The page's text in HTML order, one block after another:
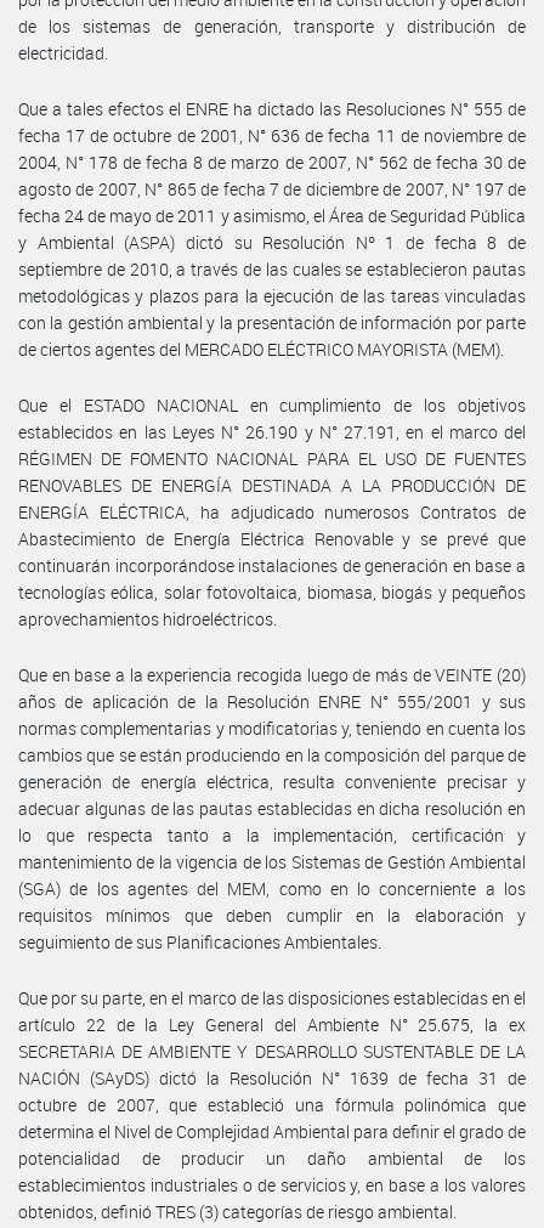
de los sistemas de generación, transporte y distribución de
electricidad.
Que a tales efectos el ENRE ha dictado las Resoluciones N° 555 de
fecha 17 de octubre de 2001, N° 636 de fecha 11 de noviembre de
2004, N° 178 de fecha 8 de marzo de 2007, N° 562 de fecha 30 de
agosto de 2007, N° 865 de fecha 7 de diciembre de 2007, N° 197 de
fecha 24 de mayo de 2011 y asimismo, el Área de Seguridad Pública
y Ambiental (ASPA) dictó su Resolución Nº 1 de fecha 8 de
septiembre de 2010, a través de las cuales se establecieron pautas
metodológicas y plazos para la ejecución de las tareas vinculadas
con la gestión ambiental y la presentación de información por parte
de ciertos agentes del MERCADO ELÉCTRICO MAYORISTA (MEM).
Que el ESTADO NACIONAL en cumplimiento de los objetivos
establecidos en las Leyes N° 26.190 y N° 27.191, en el marco del
RÉGIMEN DE FOMENTO NACIONAL PARA EL USO DE FUENTES
RENOVABLES DE ENERGÍA DESTINADA A LA PRODUCCIÓN DE
ENERGÍA ELÉCTRICA, ha adjudicado numerosos Contratos de
Abastecimiento de Energía Eléctrica Renovable y se prevé que
continuarán incorporándose instalaciones de generación en base a
tecnologías eólica, solar fotovoltaica, biomasa, biogás y pequeños
aprovechamientos hidroeléctricos.
Que en base a la experiencia recogida luego de más de VEINTE (20)
años de aplicación de la Resolución ENRE N° 555/2001 y sus
normas complementarias y modificatorias y, teniendo en cuenta los
cambios que se están produciendo en la composición del parque de
generación de energía eléctrica, resulta conveniente precisar y
adecuar algunas de las pautas establecidas en dicha resolución en
lo que respecta tanto a la implementación, certificación y
mantenimiento de la vigencia de los Sistemas de Gestión Ambiental
(SGA) de los agentes del MEM, como en lo concerniente a los
requisitos mínimos que deben cumplir en la elaboración y
seguimiento de sus Planificaciones Ambientales.
Que por su parte, en el marco de las disposiciones establecidas en el
artículo 22 de la Ley General del Ambiente N° 25.675, la ex
SECRETARIA DE AMBIENTE Y DESARROLLO SUSTENTABLE DE LA
NACIÓN (SAyDS) dictó la Resolución N° 1639 de fecha 31 de
octubre de 2007, que estableció una fórmula polinómica que
determina el Nivel de Complejidad Ambiental para definir el grado de
potencialidad de producir un daño ambiental de los
establecimientos industriales o de servicios y, en base a los valores
obtenidos, definió TRES (3) categorías de riesgo ambiental.